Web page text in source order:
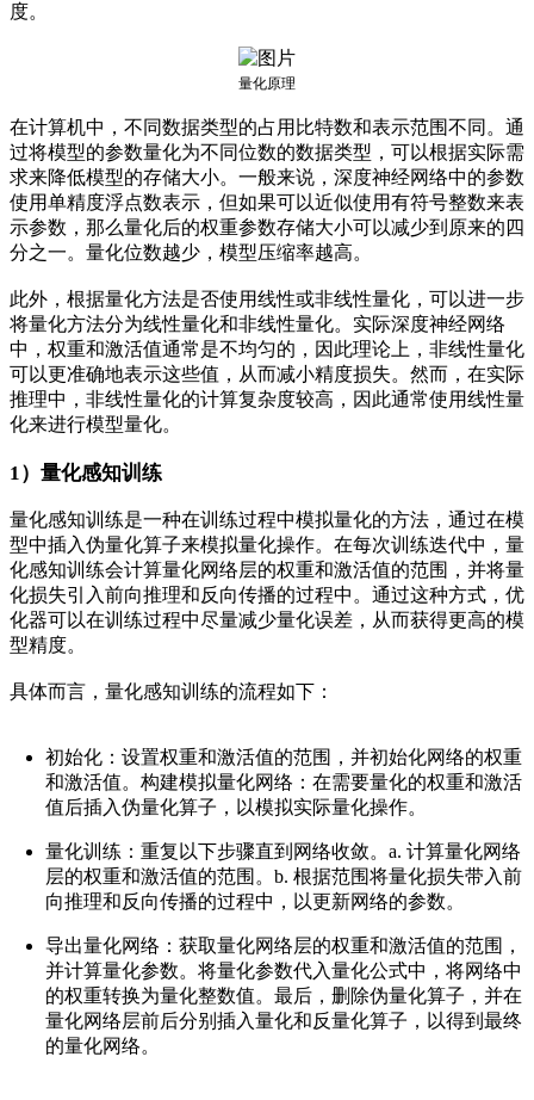
度。
量化原理
在计算机中，不同数据类型的占用比特数和表示范围不同。通
过将模型的参数量化为不同位数的数据类型，可以根据实际需
求来降低模型的存储大小。一般来说，深度神经网络中的参数
使用单精度浮点数表示，但如果可以近似使用有符号整数来表
示参数，那么量化后的权重参数存储大小可以减少到原来的四
分之一。量化位数越少，模型压缩率越高。
此外，根据量化方法是否使用线性或非线性量化，可以进一步
将量化方法分为线性量化和非线性量化。实际深度神经网络
中，权重和激活值通常是不均匀的，因此理论上，非线性量化
可以更准确地表示这些值，从而减小精度损失。然而，在实际
推理中，非线性量化的计算复杂度较高，因此通常使用线性量
化来进行模型量化。
1）量化感知训练
量化感知训练是一种在训练过程中模拟量化的方法，通过在模
型中插入伪量化算子来模拟量化操作。在每次训练迭代中，量
化感知训练会计算量化网络层的权重和激活值的范围，并将量
化损失引入前向推理和反向传播的过程中。通过这种方式，优
化器可以在训练过程中尽量减少量化误差，从而获得更高的模
型精度。
具体而言，量化感知训练的流程如下：
初始化：设置权重和激活值的范围，并初始化网络的权重
和激活值。 构建模拟量化网络：在需要量化的权重和激活
值后插入伪量化算子，以模拟实际量化操作。
量化训练：重复以下步骤直到网络收敛。a. 计算量化网络
层的权重和激活值的范围。b. 根据范围将量化损失带入前
向推理和反向传播的过程中，以更新网络的参数。
导出量化网络：获取量化网络层的权重和激活值的范围，
并计算量化参数。将量化参数代入量化公式中，将网络中
的权重转换为量化整数值。最后，删除伪量化算子，并在
量化网络层前后分别插入量化和反量化算子，以得到最终
的量化网络。